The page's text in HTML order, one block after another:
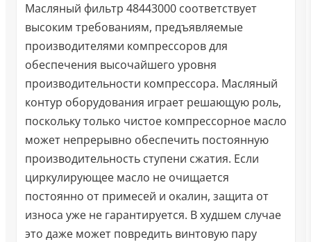
Масляный фильтр 48443000 соответствует
высоким требованиям, предъявляемые
производителями компрессоров для
обеспечения высочайшего уровня
производительности компрессора. Масляный
контур оборудования играет решающую роль,
поскольку только чистое компрессорное масло
может непрерывно обеспечить постоянную
производительность ступени сжатия. Если
циркулирующее масло не очищается
постоянно от примесей и окалин, защита от
износа уже не гарантируется. В худшем случае
это даже может повредить винтовую пару